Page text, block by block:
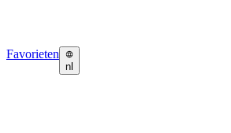
Favorieten
nl